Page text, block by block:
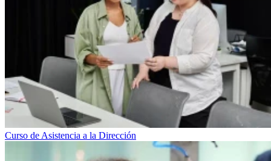
Curso de Asistencia a la Dirección